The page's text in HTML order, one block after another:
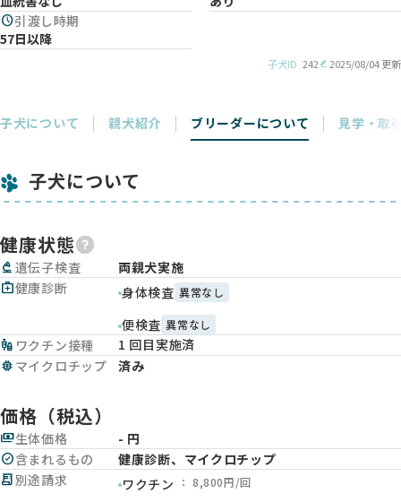
schedule引渡し時期
57日以降
子犬ID 242 2025/08/04 更新
子犬について 親犬紹介 ブリーダーについて 見学・取
子犬について
健康状態
biotech 遺伝子検査
両親犬実施
medical_services健康診断 身体検査 異常なし
便検査 異常なし
vaccines ワクチン接種
1 回目実施済
memory マイクロチップ 済み
価格（税込）
payments生体価格
- 円
check_circle含まれるもの
健康診断、マイクロチップ
receipt_long別途請求 ワクチン ： 8,800円/回